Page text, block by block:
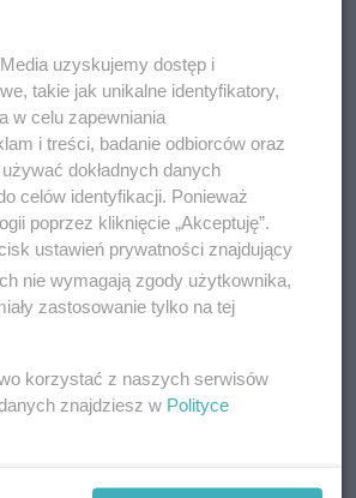
uzyskujemy dostęp i
takie jak unikalne identyfikatory,
w celu zapewniania
i treści, badanie odbiorców oraz
dokładnych danych
celów identyfikacji. Ponieważ
poprzez kliknięcie „Akceptuję”.
ustawień prywatności znajdujący
nie wymagają zgody użytkownika,
zastosowanie tylko na tej
korzystać z naszych serwisów
znajdziesz w Polityce